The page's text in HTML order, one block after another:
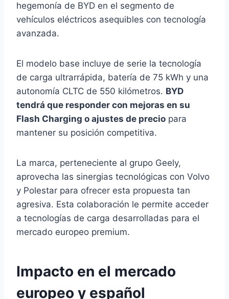
hegemonía de BYD en el segmento de
vehículos eléctricos asequibles con tecnología
avanzada.
El modelo base incluye de serie la tecnología
de carga ultrarrápida, batería de 75 kWh y una
autonomía CLTC de 550 kilómetros. BYD
tendrá que responder con mejoras en su
Flash Charging o ajustes de precio para
mantener su posición competitiva.
La marca, perteneciente al grupo Geely,
aprovecha las sinergias tecnológicas con Volvo
y Polestar para ofrecer esta propuesta tan
agresiva. Esta colaboración le permite acceder
a tecnologías de carga desarrolladas para el
mercado europeo premium.
Impacto en el mercado
europeo y español